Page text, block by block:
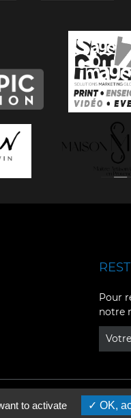
YouTube
Pour
notre
to activate OK,